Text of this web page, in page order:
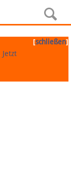
[schließen]
Jetzt